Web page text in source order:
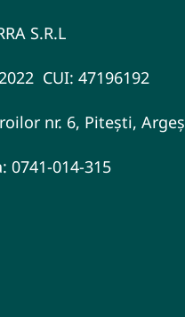
S.R.L
CUI: 47196192
nr. 6, Pitești, Argeș
0741-014-315